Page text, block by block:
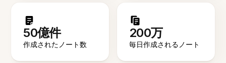
50億件
作成されたノート数
200万
毎日作成されるノート